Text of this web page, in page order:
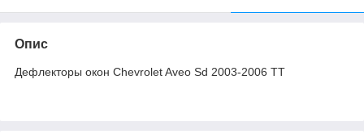
Опис
Дефлекторы окон Chevrolet Aveo Sd 2003-2006 TT